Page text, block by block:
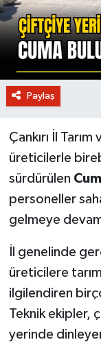
Paylaş
Çankırı İl
üreticilerle
sürdürülen
personeller
gelmeye
İl genelinde
üreticilere
ilgilendiren
Teknik ekipler,
yerinde